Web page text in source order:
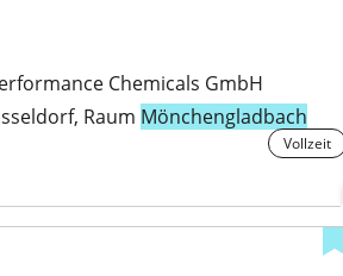
Chemicals GmbH
Raum Mönchengladbach
Vollzeit